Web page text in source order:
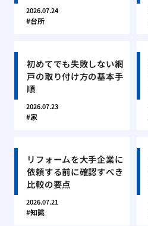
2026.07.24
台所
初めてでも失敗しない網
戸の取り付け方の基本手
順
2026.07.23
家
リフォームを大手企業に
依頼する前に確認すべき
比較の要点
2026.07.21
知識